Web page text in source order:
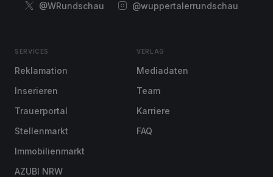
@WRundschau
@wuppertalerrundschau
SERVICES
Reklamation
Inserieren
Trauerportal
Stellenmarkt
Immobilienmarkt
AZUBI NRW
VERLAG
Mediadaten
Team
Karriere
FAQ